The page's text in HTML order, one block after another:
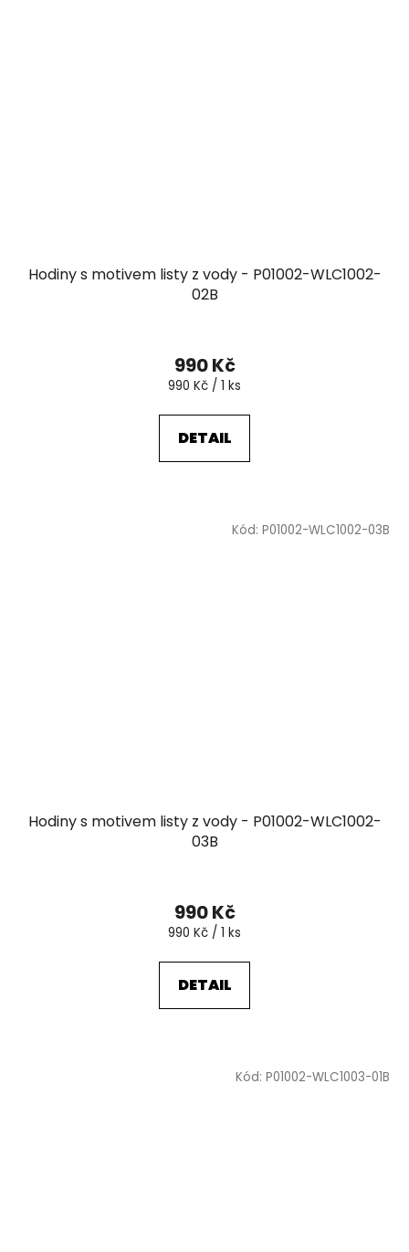
Hodiny s motivem listy z vody - P01002-WLC1002-
02B
990 Kč
Měrná
990 Kč / 1 ks
DETAIL
Hodiny s motivem listy z vody - P01002-WLC1002-
03B
990 Kč
Měrná
990 Kč / 1 ks
DETAIL
Kód: P01002-WLC1002-03B
Kód: P01002-WLC1003-01B